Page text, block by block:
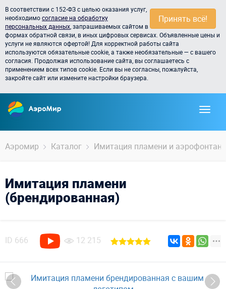
Принять всё!
В соответствии с 152-ФЗ с целью оказания услуг,
необходимосогласие на обработку
персональных данных , запрашиваемых сайтом в
формах обратной связи, в иных цифровых сервисах. Объявленные цены и
услуги не являются офертой! Для корректной работы сайта
используются обязательные cookie, а также необязательные — с вашего
согласия. Продолжая использование сайта, вы соглашаетесь с
применением всех типов cookie. Если вы не согласны, пожалуйста,
закройте сайт или измените настройки браузера.
Аэромир Каталог Имитация пламени и
Имитация пламени
(брендированная)
ID 666 12 215